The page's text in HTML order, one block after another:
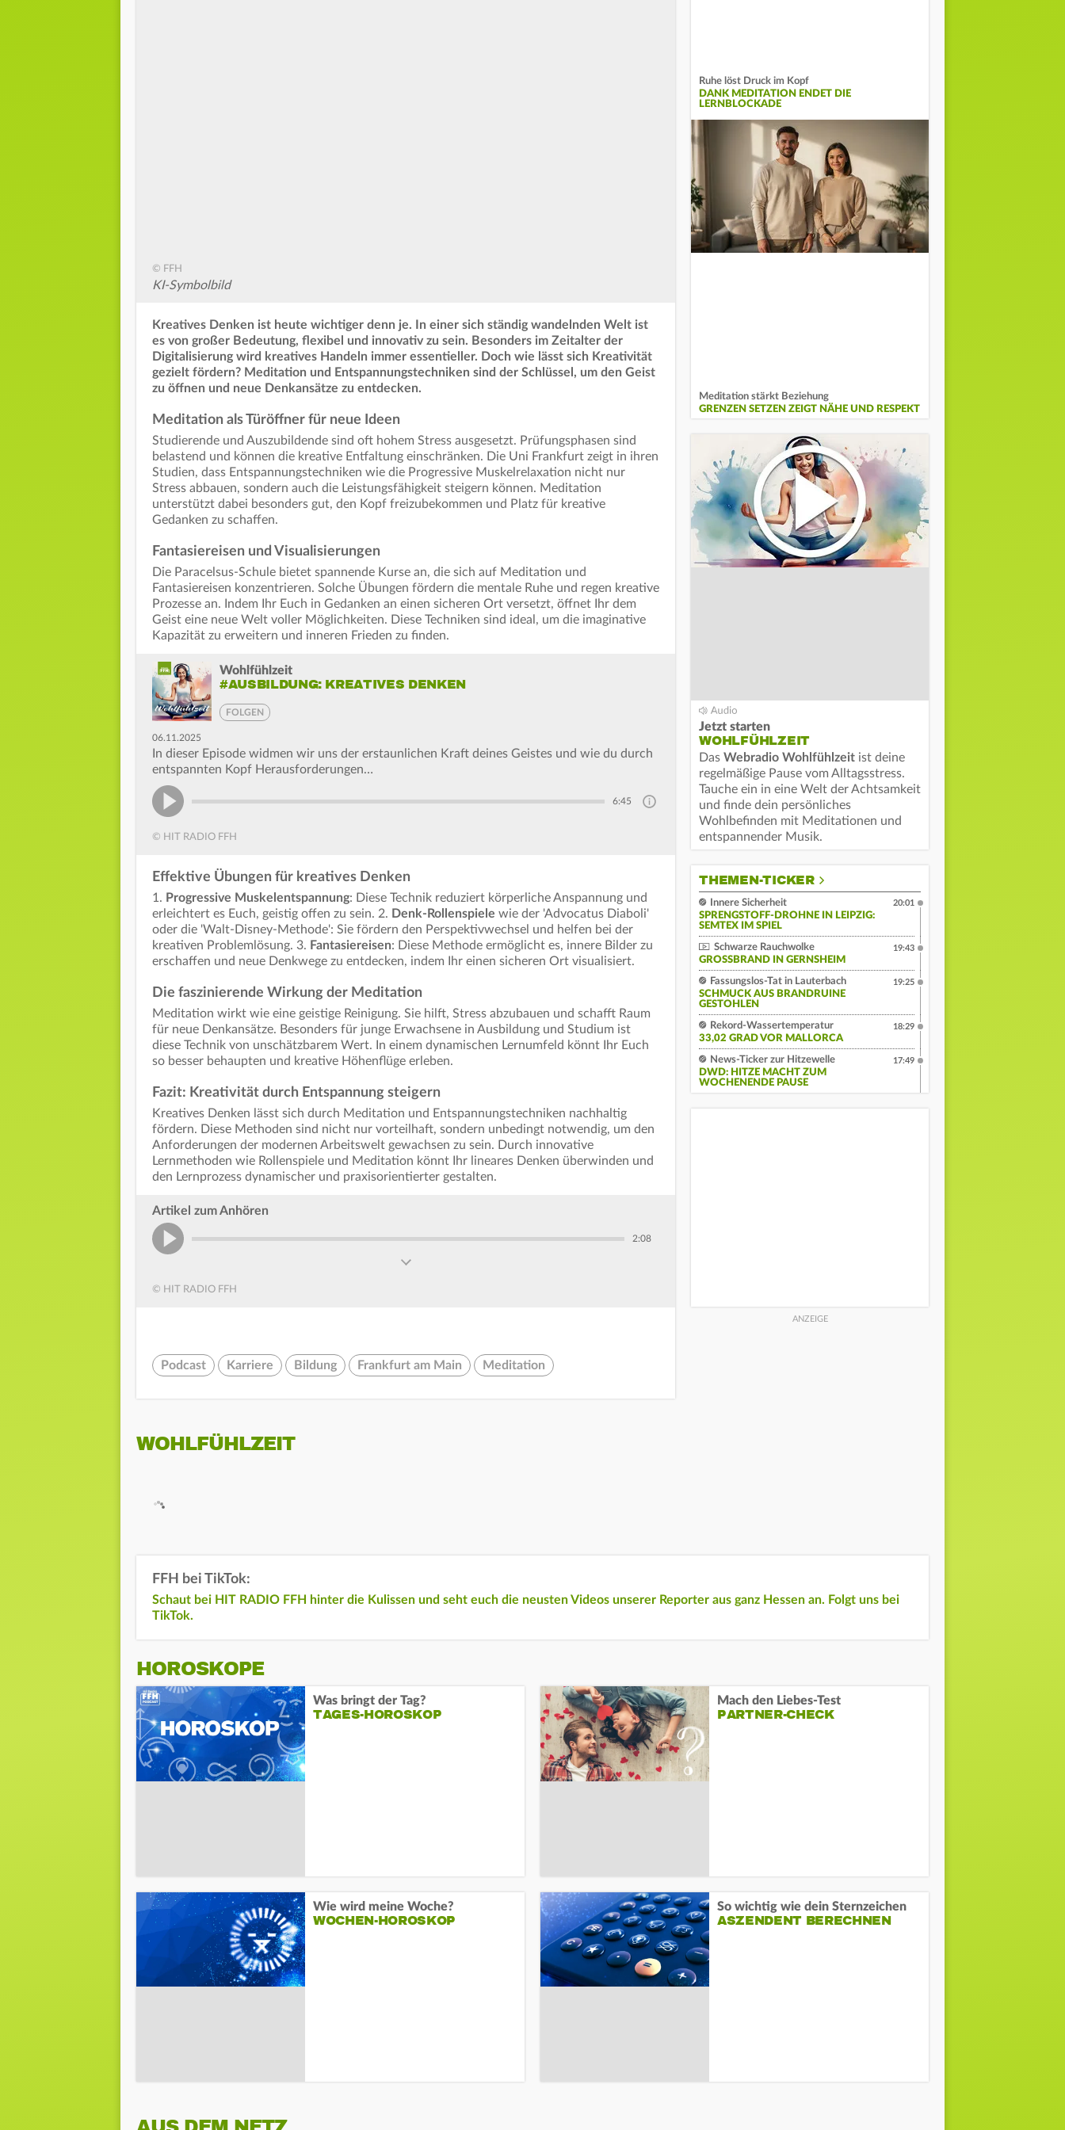
© FFH
KI-Symbolbild
Kreatives Denken ist heute wichtiger denn je. In einer sich ständig wandelnden Welt ist
es von großer Bedeutung, flexibel und innovativ zu sein. Besonders im Zeitalter der
Digitalisierung wird kreatives Handeln immer essentieller. Doch wie lässt sich Kreativität
gezielt fördern? Meditation und Entspannungstechniken sind der Schlüssel, um den Geist
zu öffnen und neue Denkansätze zu entdecken.
Meditation als Türöffner für neue Ideen
Studierende und Auszubildende sind oft hohem Stress ausgesetzt. Prüfungsphasen sind
belastend und können die kreative Entfaltung einschränken. Die Uni Frankfurt zeigt in ihren
Studien, dass Entspannungstechniken wie die Progressive Muskelrelaxation nicht nur
Stress abbauen, sondern auch die Leistungsfähigkeit steigern können. Meditation
unterstützt dabei besonders gut, den Kopf freizubekommen und Platz für kreative
Gedanken zu schaffen.
Fantasiereisen und Visualisierungen
Die Paracelsus-Schule bietet spannende Kurse an, die sich auf Meditation und
Fantasiereisen konzentrieren. Solche Übungen fördern die mentale Ruhe und regen kreative
Prozesse an. Indem Ihr Euch in Gedanken an einen sicheren Ort versetzt, öffnet Ihr dem
Geist eine neue Welt voller Möglichkeiten. Diese Techniken sind ideal, um die imaginative
Kapazität zu erweitern und inneren Frieden zu finden.
Wohlfühlzeit
#AUSBILDUNG: KREATIVES DENKEN
FOLGEN
06.11.2025
In dieser Episode widmen wir uns der erstaunlichen Kraft deines Geistes und wie du durch
entspannten Kopf Herausforderungen…
6:45
© HIT RADIO FFH
Effektive Übungen für kreatives Denken
1. Progressive Muskelentspannung: Diese Technik reduziert körperliche Anspannung und
erleichtert es Euch, geistig offen zu sein. 2. Denk-Rollenspiele wie der 'Advocatus Diaboli'
oder die 'Walt-Disney-Methode': Sie fördern den Perspektivwechsel und helfen bei der
kreativen Problemlösung. 3. Fantasiereisen: Diese Methode ermöglicht es, innere Bilder zu
erschaffen und neue Denkwege zu entdecken, indem Ihr einen sicheren Ort visualisiert.
Die faszinierende Wirkung der Meditation
Meditation wirkt wie eine geistige Reinigung. Sie hilft, Stress abzubauen und schafft Raum
für neue Denkansätze. Besonders für junge Erwachsene in Ausbildung und Studium ist
diese Technik von unschätzbarem Wert. In einem dynamischen Lernumfeld könnt Ihr Euch
so besser behaupten und kreative Höhenflüge erleben.
Fazit: Kreativität durch Entspannung steigern
Kreatives Denken lässt sich durch Meditation und Entspannungstechniken nachhaltig
fördern. Diese Methoden sind nicht nur vorteilhaft, sondern unbedingt notwendig, um den
Anforderungen der modernen Arbeitswelt gewachsen zu sein. Durch innovative
Lernmethoden wie Rollenspiele und Meditation könnt Ihr lineares Denken überwinden und
den Lernprozess dynamischer und praxisorientierter gestalten.
Artikel zum Anhören
2:08
© HIT RADIO FFH
Podcast Karriere Bildung Frankfurt am Main Meditation
Ruhe löst Druck im Kopf
DANK MEDITATION ENDET DIE
LERNBLOCKADE
Meditation stärkt Beziehung
GRENZEN SETZEN ZEIGT NÄHE UND RESPEKT
Jetzt starten
WOHLFÜHLZEIT
Das Webradio Wohlfühlzeit ist deine
regelmäßige Pause vom Alltagsstress.
Tauche ein in eine Welt der Achtsamkeit
und finde dein persönliches
Wohlbefinden mit Meditationen und
entspannender Musik.
THEMEN-TICKER
Innere Sicherheit
SPRENGSTOFF-DROHNE IN LEIPZIG:
SEMTEX IM SPIEL
20:01
Schwarze Rauchwolke
GROSSBRAND IN GERNSHEIM
19:43
Fassungslos-Tat in Lauterbach
SCHMUCK AUS BRANDRUINE
GESTOHLEN
19:25
Rekord-Wassertemperatur
33,02 GRAD VOR MALLORCA
18:29
News-Ticker zur Hitzewelle
DWD: HITZE MACHT ZUM
WOCHENENDE PAUSE
17:49
WOHLFÜHLZEIT
FFH bei TikTok:
Schaut bei HIT RADIO FFH hinter die Kulissen und seht euch die neusten Videos unserer Reporter aus ganz Hessen an. Folgt uns bei
TikTok.
HOROSKOPE
Was bringt der Tag?
TAGES-HOROSKOP
Wie wird meine Woche?
WOCHEN-HOROSKOP
Mach den Liebes-Test
PARTNER-CHECK
So wichtig wie dein Sternzeichen
ASZENDENT BERECHNEN